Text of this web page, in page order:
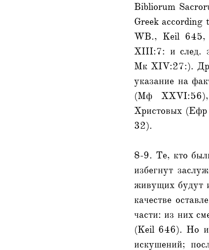
Вibliorum
Greek
WB., Keil 645,
XIII:7: и след.
Мк XIV:27:).
указание на
(Мф XXVI:56),
Христовых
32).
8-9. Те, кто
избегнут
живущих будут
качестве
части: из них
(Keil 646). Но и
искушений;